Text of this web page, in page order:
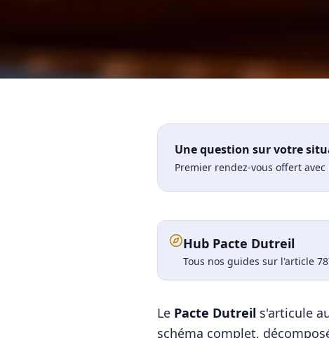
Une question sur votre
Premier rendez-vous offert avec
Hub Pacte Dutreil
Tous nos guides sur l'article
Le Pacte Dutreil s'articule
schéma complet,